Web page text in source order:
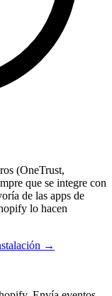
(OneTrust,
que se integre con
de las apps de
lo hacen
→